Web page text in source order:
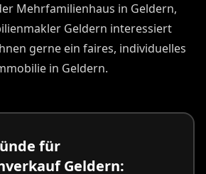
Mehrfamilienhaus in Geldern,
Geldern interessiert
gerne ein faires, individuelles
in Geldern.
für
Geldern: